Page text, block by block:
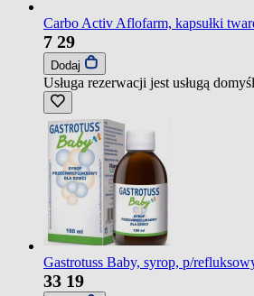
Carbo Activ Aflofarm, kapsułki
7 29
Dodaj
Usługa rezerwacji jest usługą
Gastrotuss Baby, syrop, p/
33 19